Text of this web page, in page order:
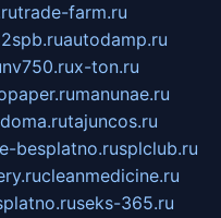
trade-farm.ru
autodamp.ru
nv750.rux-ton.ru
manunae.ru
tajuncos.ru
besplatno.rusplclub.ru
cleanmedicine.ru
seks-365.ru